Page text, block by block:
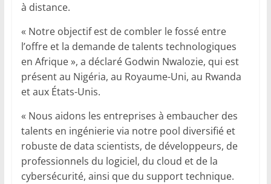
à distance.
« Notre objectif est de combler le fossé entre
l’offre et la demande de talents technologiques
en Afrique », a déclaré Godwin Nwalozie, qui est
présent au Nigéria, au Royaume-Uni, au Rwanda
et aux États-Unis.
« Nous aidons les entreprises à embaucher des
talents en ingénierie via notre pool diversifié et
robuste de data scientists, de développeurs, de
professionnels du logiciel, du cloud et de la
cybersécurité, ainsi que du support technique.